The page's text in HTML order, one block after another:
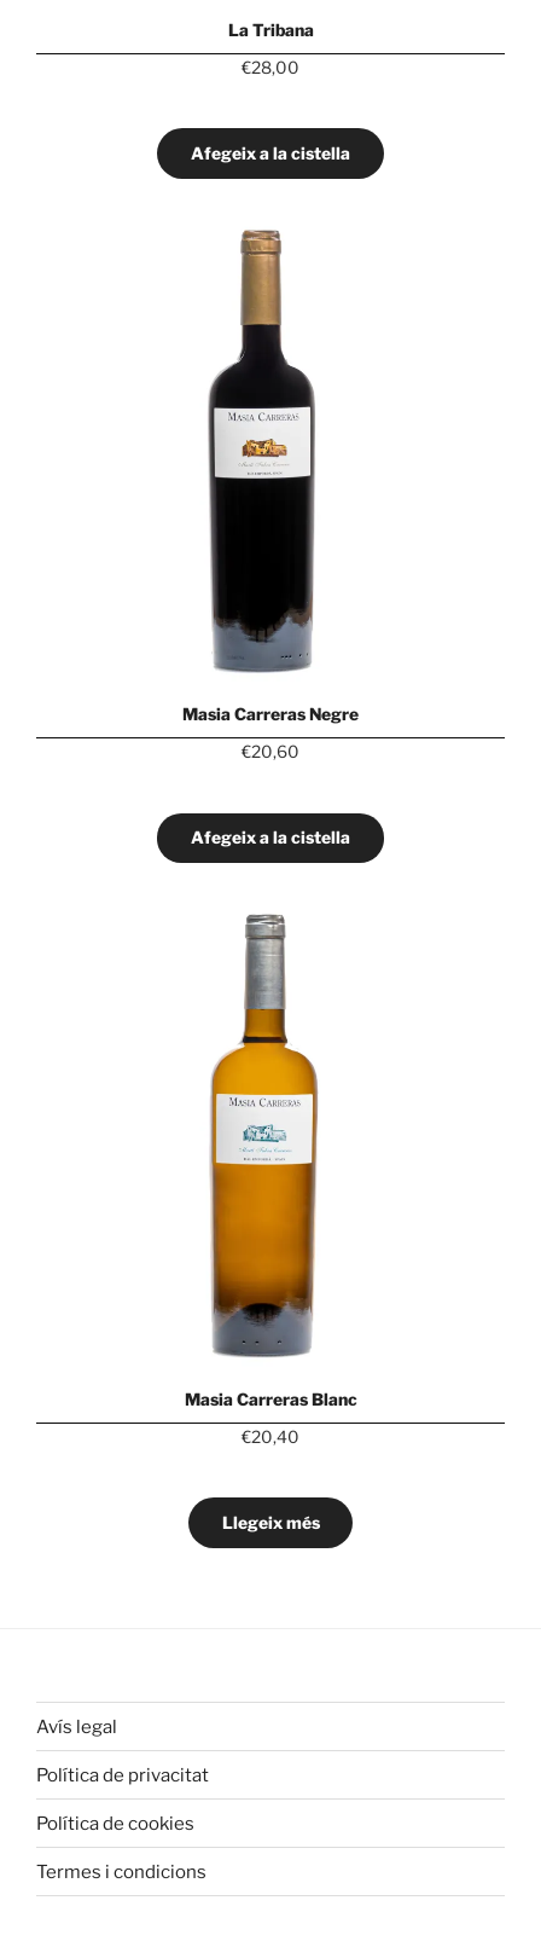
La Tribana
€28,00
Afegeix a la cistella
Masia Carreras Negre
€20,60
Afegeix a la cistella
Masia Carreras Blanc
€20,40
Llegeix més
Avís legal
Política de privacitat
Política de cookies
Termes i condicions